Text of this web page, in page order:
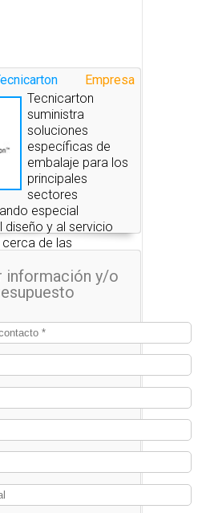
Empresa
Tecnicarton
suministra
soluciones
específicas de
embalaje para los
principales
sectores
especial
diseño y al servicio
de las
información y/o